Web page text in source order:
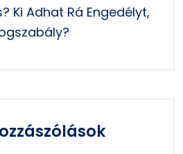
Ki Adhat Rá Engedélyt,